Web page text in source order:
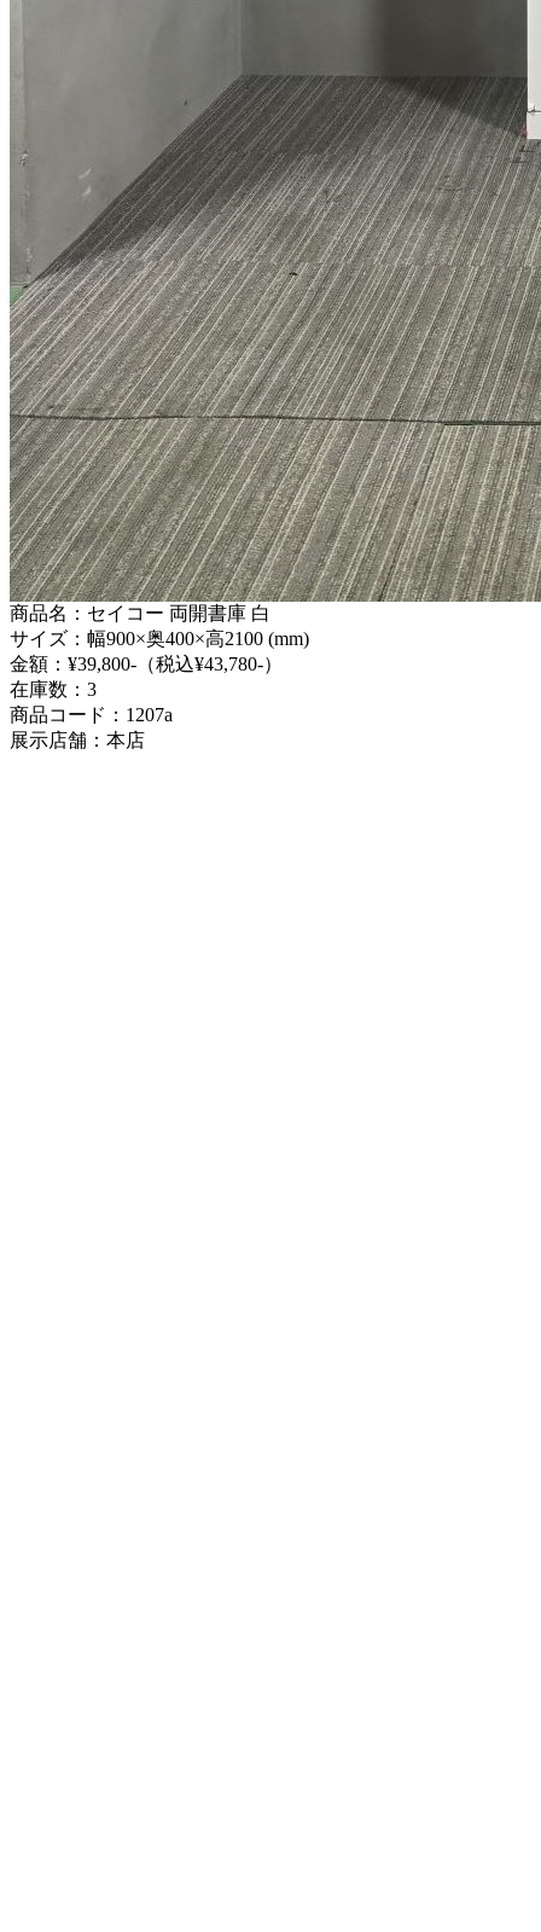
商品名：セイコー 両開書庫 白
サイズ：幅900×奥400×高2100 (mm)
金額：¥39,800-（税込¥43,780-）
在庫数：3
商品コード：1207a
展示店舗：本店